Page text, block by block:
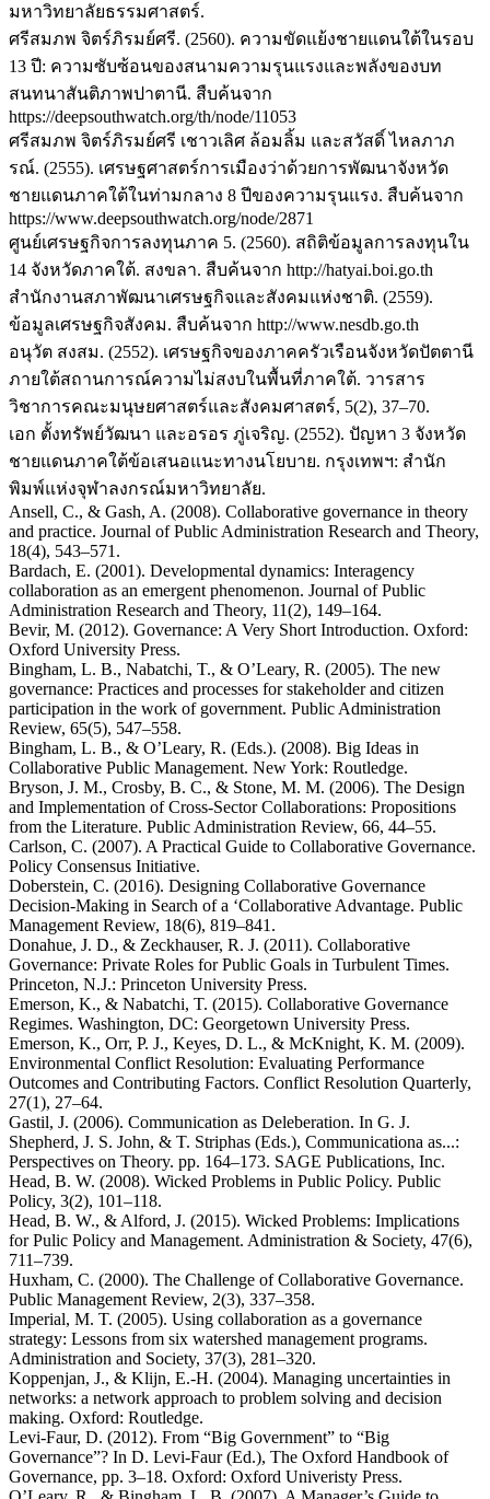
มหาวิทยาลัยธรรมศาสตร์.
ศรีสมภพ จิตร์ภิรมย์ศรี. (2560). ความขัดแย้งชายแดนใต้ในรอบ
13 ปี: ความซับซ้อนของสนามความรุนแรงและพลังของบท
สนทนาสันติภาพปาตานี. สืบค้นจาก
https://deepsouthwatch.org/th/node/11053
ศรีสมภพ จิตร์ภิรมย์ศรี เชาวเลิศ ล้อมลิ้ม และสวัสดิ์ ไหลภาภ
รณ์. (2555). เศรษฐศาสตร์การเมืองว่าด้วยการพัฒนาจังหวัด
ชายแดนภาคใต้ในท่ามกลาง 8 ปีของความรุนแรง. สืบค้นจาก
https://www.deepsouthwatch.org/node/2871
ศูนย์เศรษฐกิจการลงทุนภาค 5. (2560). สถิติข้อมูลการลงทุนใน
14 จังหวัดภาคใต้. สงขลา. สืบค้นจาก http://hatyai.boi.go.th
สำนักงานสภาพัฒนาเศรษฐกิจและสังคมแห่งชาติ. (2559).
ข้อมูลเศรษฐกิจสังคม. สืบค้นจาก http://www.nesdb.go.th
อนุวัต สงสม. (2552). เศรษฐกิจของภาคครัวเรือนจังหวัดปัตตานี
ภายใต้สถานการณ์ความไม่สงบในพื้นที่ภาคใต้. วารสาร
วิชาการคณะมนุษยศาสตร์และสังคมศาสตร์, 5(2), 37–70.
เอก ตั้งทรัพย์วัฒนา และอรอร ภู่เจริญ. (2552). ปัญหา 3 จังหวัด
ชายแดนภาคใต้ข้อเสนอแนะทางนโยบาย. กรุงเทพฯ: สำนัก
พิมพ์แห่งจุฬาลงกรณ์มหาวิทยาลัย.
Ansell, C., & Gash, A. (2008). Collaborative governance in theory
and practice. Journal of Public Administration Research and Theory,
18(4), 543–571.
Bardach, E. (2001). Developmental dynamics: Interagency
collaboration as an emergent phenomenon. Journal of Public
Administration Research and Theory, 11(2), 149–164.
Bevir, M. (2012). Governance: A Very Short Introduction. Oxford:
Oxford University Press.
Bingham, L. B., Nabatchi, T., & O’Leary, R. (2005). The new
governance: Practices and processes for stakeholder and citizen
participation in the work of government. Public Administration
Review, 65(5), 547–558.
Bingham, L. B., & O’Leary, R. (Eds.). (2008). Big Ideas in
Collaborative Public Management. New York: Routledge.
Bryson, J. M., Crosby, B. C., & Stone, M. M. (2006). The Design
and Implementation of Cross-Sector Collaborations: Propositions
from the Literature. Public Administration Review, 66, 44–55.
Carlson, C. (2007). A Practical Guide to Collaborative Governance.
Policy Consensus Initiative.
Doberstein, C. (2016). Designing Collaborative Governance
Decision-Making in Search of a ‘Collaborative Advantage. Public
Management Review, 18(6), 819–841.
Donahue, J. D., & Zeckhauser, R. J. (2011). Collaborative
Governance: Private Roles for Public Goals in Turbulent Times.
Princeton, N.J.: Princeton University Press.
Emerson, K., & Nabatchi, T. (2015). Collaborative Governance
Regimes. Washington, DC: Georgetown University Press.
Emerson, K., Orr, P. J., Keyes, D. L., & McKnight, K. M. (2009).
Environmental Conflict Resolution: Evaluating Performance
Outcomes and Contributing Factors. Conflict Resolution Quarterly,
27(1), 27–64.
Gastil, J. (2006). Communication as Deleberation. In G. J.
Shepherd, J. S. John, & T. Striphas (Eds.), Communicationa as...:
Perspectives on Theory. pp. 164–173. SAGE Publications, Inc.
Head, B. W. (2008). Wicked Problems in Public Policy. Public
Policy, 3(2), 101–118.
Head, B. W., & Alford, J. (2015). Wicked Problems: Implications
for Pulic Policy and Management. Administration & Society, 47(6),
711–739.
Huxham, C. (2000). The Challenge of Collaborative Governance.
Public Management Review, 2(3), 337–358.
Imperial, M. T. (2005). Using collaboration as a governance
strategy: Lessons from six watershed management programs.
Administration and Society, 37(3), 281–320.
Koppenjan, J., & Klijn, E.-H. (2004). Managing uncertainties in
networks: a network approach to problem solving and decision
making. Oxford: Routledge.
Levi-Faur, D. (2012). From “Big Government” to “Big
Governance”? In D. Levi-Faur (Ed.), The Oxford Handbook of
Governance, pp. 3–18. Oxford: Oxford Univeristy Press.